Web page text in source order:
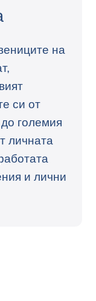
на
си от
големия
личната
и лични